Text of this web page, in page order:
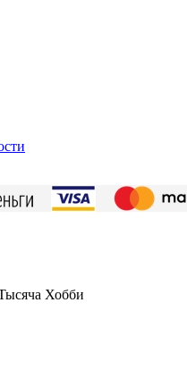
Хобби